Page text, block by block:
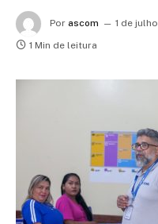
Por ascom 1 de
1 Min de leitura